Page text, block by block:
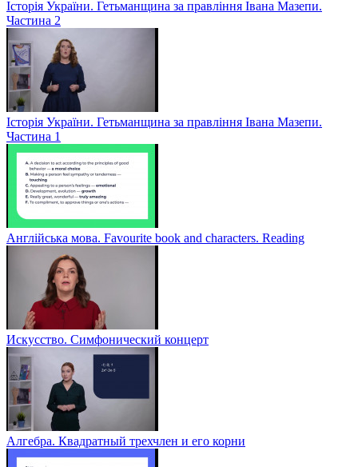
Історія України. Гетьманщина за правління Івана Мазепи.
Частина 2
Історія України. Гетьманщина за правління Івана Мазепи.
Частина 1
Англійська мова. Favourite book and characters. Reading
Искусство. Симфонический концерт
Алгебра. Квадратный трехчлен и его корни